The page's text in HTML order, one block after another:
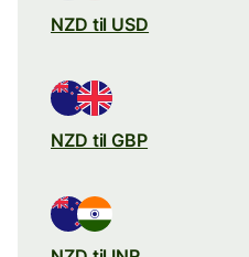
NZD til USD
NZD til GBP